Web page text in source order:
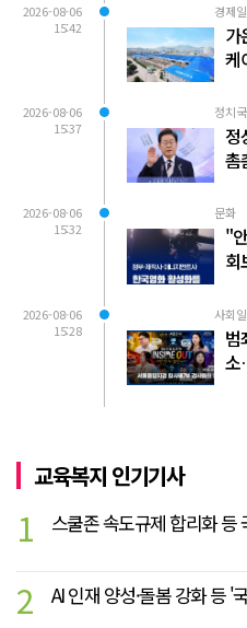
2026-08-06
15:42
경제
가
케
2026-08-06
15:37
정치
정
촘
2026-08-06
15:32
문화
"
회
2026-08-06
15:28
사회
범
소
교육복지 인기기사
1 스쿨존 속도규제 합리화 등
2 AI 인재 양성·돌봄 강화 등 '